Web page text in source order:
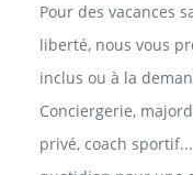
Pour des vacances
liberté, nous vous
inclus ou à la
Conciergerie,
privé, coach